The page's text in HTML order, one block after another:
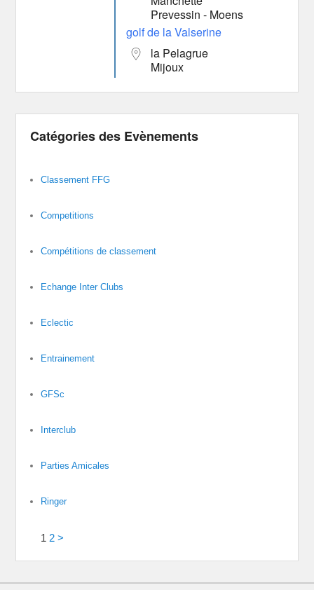
Prevessin - Moens
golf de la Valserine
la Pelagrue
Mijoux
Catégories des Evènements
Classement FFG
Competitions
Compétitions de classement
Echange Inter Clubs
Eclectic
Entrainement
GFSc
Interclub
Parties Amicales
Ringer
1 2 >